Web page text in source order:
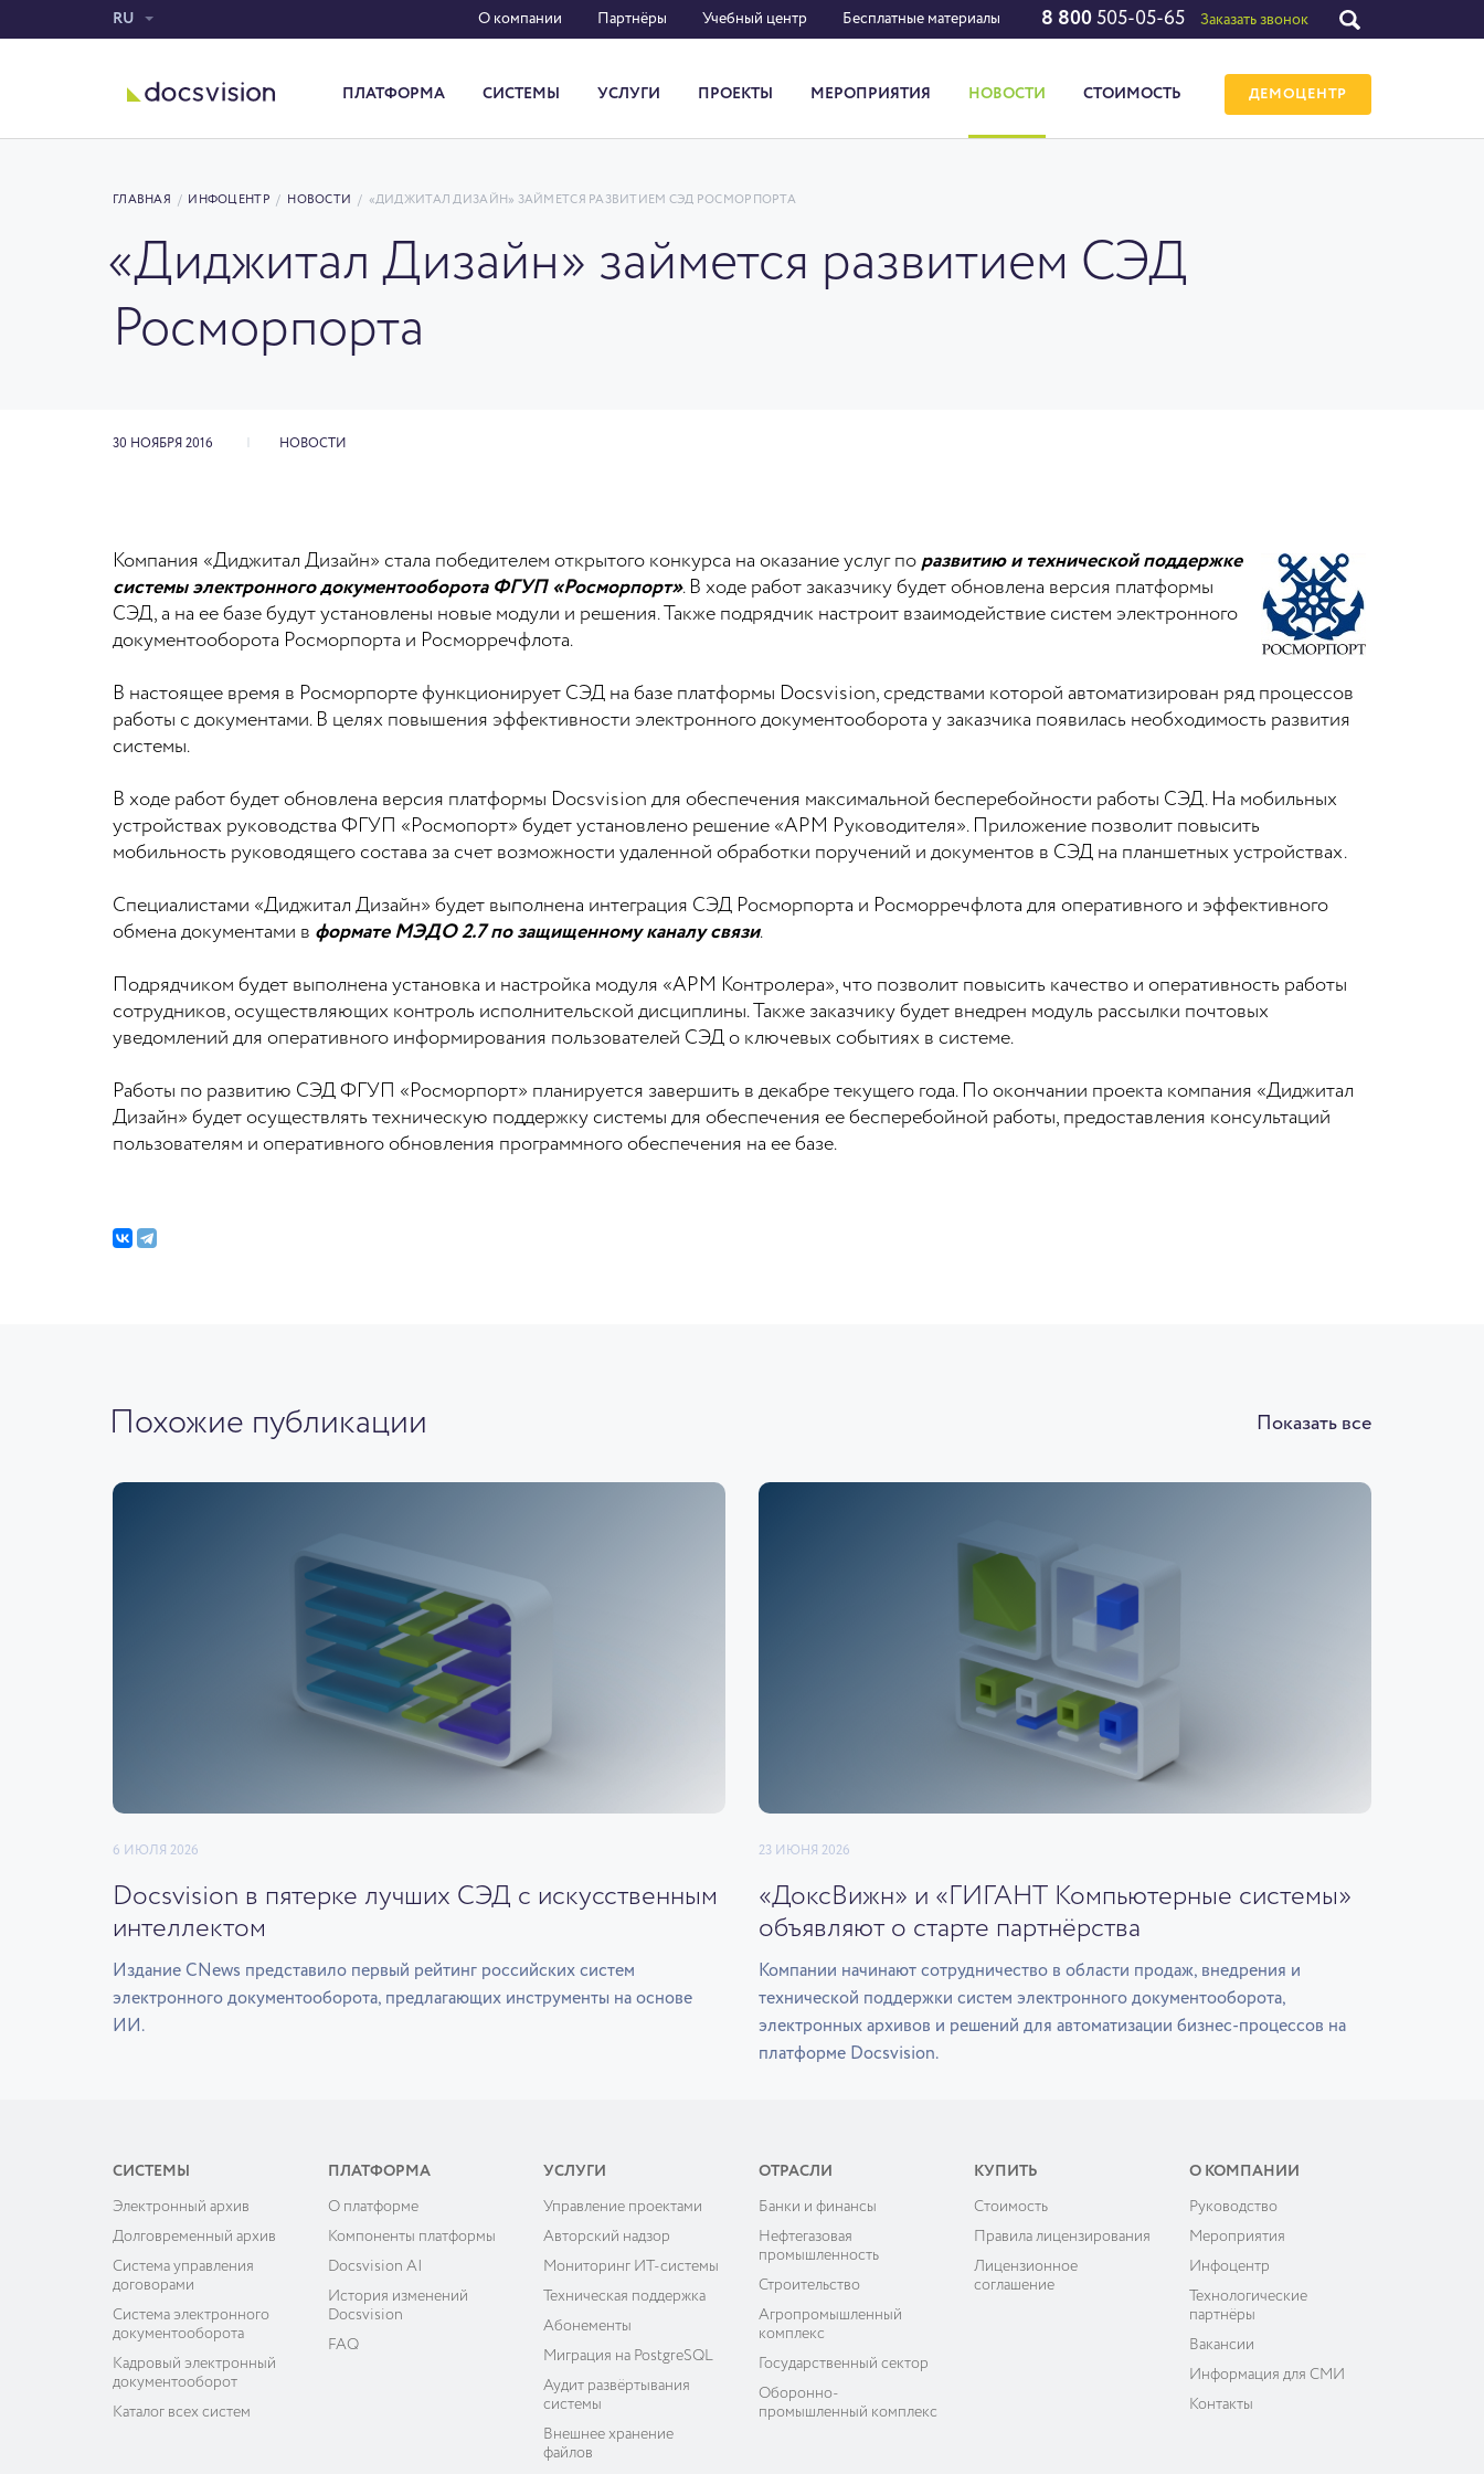
RU О компании Партнёры Учебный центр Бесплатные материалы 8 800 505-05-65 Заказать звонок
ПЛАТФОРМА СИСТЕМЫ УСЛУГИ ПРОЕКТЫ МЕРОПРИЯТИЯ НОВОСТИ СТОИМОСТЬ ДЕМОЦЕНТР
ГЛАВНАЯ / ИНФОЦЕНТР / НОВОСТИ / «ДИДЖИТАЛ ДИЗАЙН» ЗАЙМЕТСЯ РАЗВИТИЕМ СЭД РОСМОРПОРТА
«Диджитал Дизайн» займется развитием СЭД
Росморпорта
30 НОЯБРЯ 2016 НОВОСТИ
Компания «Диджитал Дизайн» стала победителем открытого конкурса на оказание услуг по развитию и технической поддержке
системы электронного документооборота ФГУП «Росморпорт». В ходе работ заказчику будет обновлена версия платформы
СЭД, а на ее базе будут установлены новые модули и решения. Также подрядчик настроит взаимодействие систем электронного
документооборота Росморпорта и Росморречфлота.
В настоящее время в Росморпорте функционирует СЭД на базе платформы Docsvision, средствами которой автоматизирован ряд процессов
работы с документами. В целях повышения эффективности электронного документооборота у заказчика появилась необходимость развития
системы.
В ходе работ будет обновлена версия платформы Docsvision для обеспечения максимальной бесперебойности работы СЭД. На мобильных
устройствах руководства ФГУП «Росмопорт» будет установлено решение «АРМ Руководителя». Приложение позволит повысить
мобильность руководящего состава за счет возможности удаленной обработки поручений и документов в СЭД на планшетных устройствах.
Специалистами «Диджитал Дизайн» будет выполнена интеграция СЭД Росморпорта и Росморречфлота для оперативного и эффективного
обмена документами в формате МЭДО 2.7 по защищенному каналу связи.
Подрядчиком будет выполнена установка и настройка модуля «АРМ Контролера», что позволит повысить качество и оперативность работы
сотрудников, осуществляющих контроль исполнительской дисциплины. Также заказчику будет внедрен модуль рассылки почтовых
уведомлений для оперативного информирования пользователей СЭД о ключевых событиях в системе.
Работы по развитию СЭД ФГУП «Росморпорт» планируется завершить в декабре текущего года. По окончании проекта компания «Диджитал
Дизайн» будет осуществлять техническую поддержку системы для обеспечения ее бесперебойной работы, предоставления консультаций
пользователям и оперативного обновления программного обеспечения на ее базе.
Похожие публикации Показать все
6 ИЮЛЯ 2026
Docsvision в пятерке лучших СЭД с искусственным
интеллектом
Издание CNews представило первый рейтинг российских систем
электронного документооборота, предлагающих инструменты на основе
ИИ.
23 ИЮНЯ 2026
«ДоксВижн» и «ГИГАНТ Компьютерные системы»
объявляют о старте партнёрства
Компании начинают сотрудничество в области продаж, внедрения и
технической поддержки систем электронного документооборота,
электронных архивов и решений для автоматизации бизнес-процессов на
платформе Docsvision.
СИСТЕМЫ
Электронный архив
Долговременный архив
Система управления
договорами
Система электронного
документооборота
Кадровый электронный
документооборот
Каталог всех систем
ПЛАТФОРМА
О платформе
Компоненты платформы
Docsvision AI
История изменений
Docsvision
FAQ
УСЛУГИ
Управление проектами
Авторский надзор
Мониторинг ИТ-системы
Техническая поддержка
Абонементы
Миграция на PostgreSQL
Аудит развёртывания
системы
Внешнее хранение
файлов
ОТРАСЛИ
Банки и финансы
Нефтегазовая
промышленность
Строительство
Агропромышленный
комплекс
Государственный сектор
Оборонно-
промышленный комплекс
КУПИТЬ
Cтоимость
Правила лицензирования
Лицензионное
соглашение
О КОМПАНИИ
Руководство
Мероприятия
Инфоцентр
Технологические
партнёры
Вакансии
Информация для СМИ
Контакты